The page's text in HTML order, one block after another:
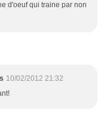
d'oeuf qui traine par non
10/02/2012 21:32